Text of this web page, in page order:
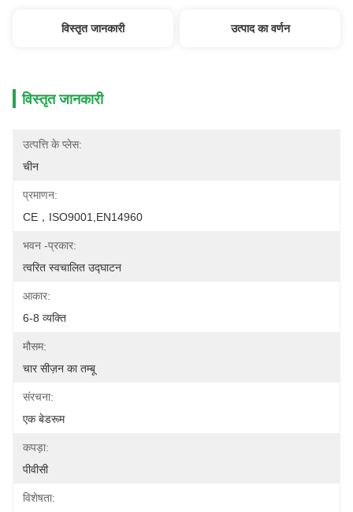
विस्तृत जानकारी उत्पाद का वर्णन
विस्तृत जानकारी
उत्पत्ति के प्लेस:
चीन
प्रमाणन:
CE，ISO9001,EN14960
भवन -प्रकार:
त्वरित स्वचालित उद्घाटन
आकार:
6-8 व्यक्ति
मौसम:
चार सीज़न का तम्बू
संरचना:
एक बेडरूम
कपड़ा:
पीवीसी
विशेषता: